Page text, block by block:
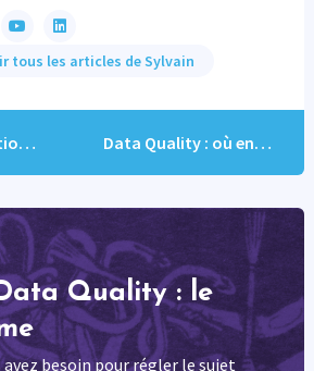
tous les articles de Sylvain
Data Quality : où en êtes-vous?
Quality : le
besoin pour régler le sujet